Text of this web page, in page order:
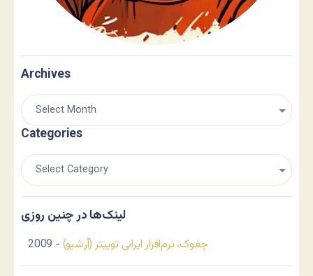
Archives
Categories
لینک‌ها در چنین روزی
چغوک، نرم‌افزار ایرانی توییتر (آرشیو) - 2009